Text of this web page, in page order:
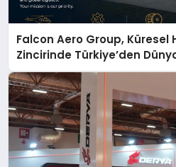
Falcon Aero Group, Küresel
Zincirinde Türkiye’den